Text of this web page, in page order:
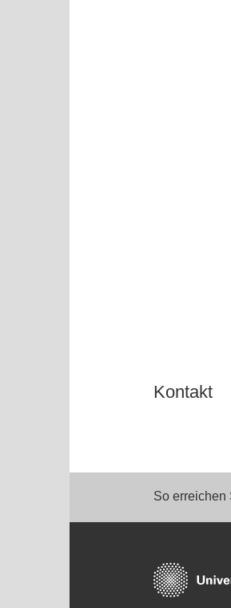
Kontakt
So erreichen